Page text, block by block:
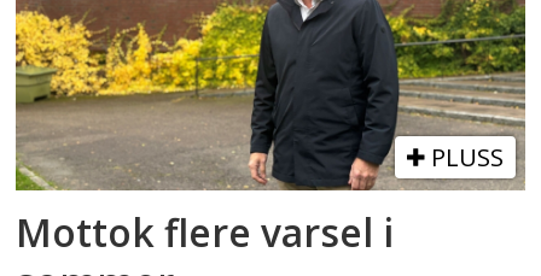
PLUSS
Mottok flere varsel i